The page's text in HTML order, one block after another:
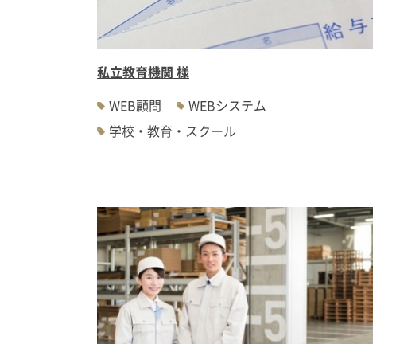
私立教育機関 様
WEB顧問
WEBシステム
学校・教育・スクール